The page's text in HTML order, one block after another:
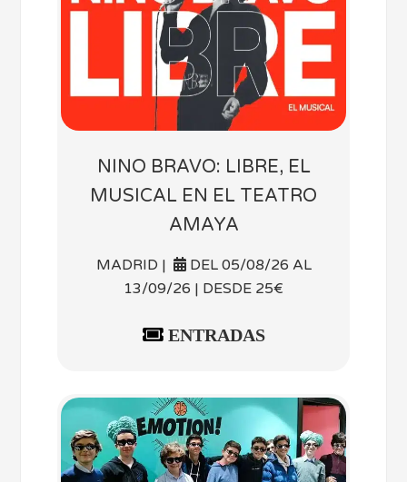
NINO BRAVO: LIBRE, EL
MUSICAL EN EL TEATRO
AMAYA
MADRID |
DEL 05/08/26 AL
13/09/26 | DESDE 25€
ENTRADAS